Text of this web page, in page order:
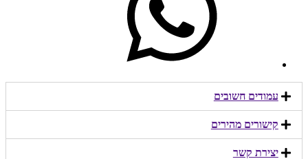
עמודים חשובים
קישורים מהירים​
יצירת קשר​